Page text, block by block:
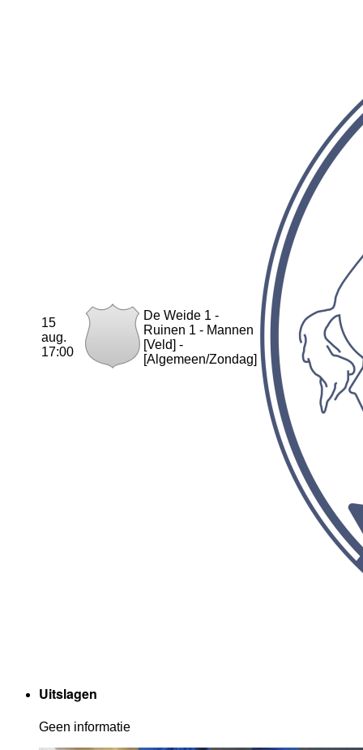
15
aug.
17:00
De Weide 1 -
Ruinen 1 - Mannen
[Veld] -
[Algemeen/Zondag]
Uitslagen
Geen informatie